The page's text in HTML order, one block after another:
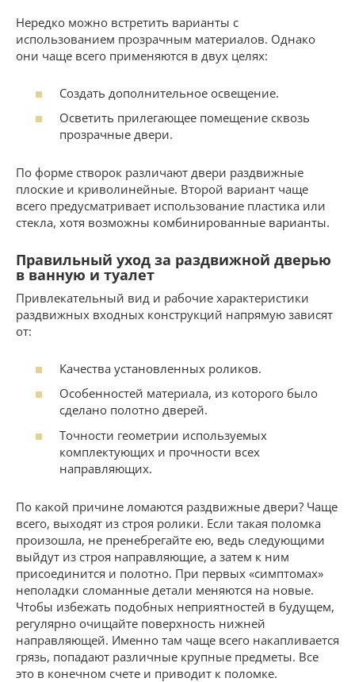
Нередко можно встретить варианты с
использованием прозрачным материалов. Однако
они чаще всего применяются в двух целях:
Создать дополнительное освещение.
Осветить прилегающее помещение сквозь
прозрачные двери.
По форме створок различают двери раздвижные
плоские и криволинейные. Второй вариант чаще
всего предусматривает использование пластика или
стекла, хотя возможны комбинированные варианты.
Правильный уход за раздвижной дверью
в ванную и туалет
Привлекательный вид и рабочие характеристики
раздвижных входных конструкций напрямую зависят
от:
Качества установленных роликов.
Особенностей материала, из которого было
сделано полотно дверей.
Точности геометрии используемых
комплектующих и прочности всех
направляющих.
По какой причине ломаются раздвижные двери? Чаще
всего, выходят из строя ролики. Если такая поломка
произошла, не пренебрегайте ею, ведь следующими
выйдут из строя направляющие, а затем к ним
присоединится и полотно. При первых «симптомах»
неполадки сломанные детали меняются на новые.
Чтобы избежать подобных неприятностей в будущем,
регулярно очищайте поверхность нижней
направляющей. Именно там чаще всего накапливается
грязь, попадают различные крупные предметы. Все
это в конечном счете и приводит к поломке.